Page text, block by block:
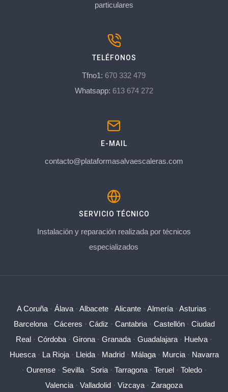
particulares
TELÉFONOS
Tfno1: 670 332 479
Whatsapp: 613 674 272
E-MAIL
contacto@plataformasalvaescaleras.com
SERVICIO TÉCNICO
Instalación y reparación realizada por técnicos
especializados
A Coruña · Álava · Albacete · Alicante · Almería · Asturias ·
Barcelona· Cáceres · Cádiz · Cantabria· Castellón· Ciudad
Real · Córdoba · Girona · Granada · Guadalajara · Huelva ·
Huesca· La Rioja· Lleida· Madrid· Málaga· Murcia· Navarra
· Ourense· Sevilla· Soria· Tarragona· Teruel· Toledo·
Valencia · Valladolid · Vizcaya · Zaragoza